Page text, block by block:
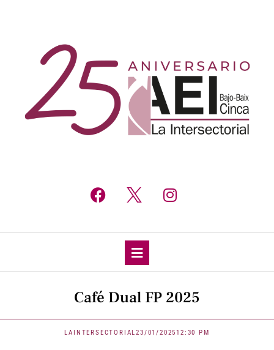
Café Dual FP 2025
LAINTERSECTORIAL23/01/202512:30 PM